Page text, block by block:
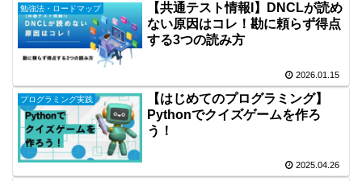
勉強法・ロードマップ
【共通テスト情報I】DNCLが読め
ない原因はコレ！勘に頼らず得点
する3つの読み方
2026.01.15
プログラミング実践
【はじめてのプログラミング】
Pythonでクイズゲームを作ろ
う！
2025.04.26